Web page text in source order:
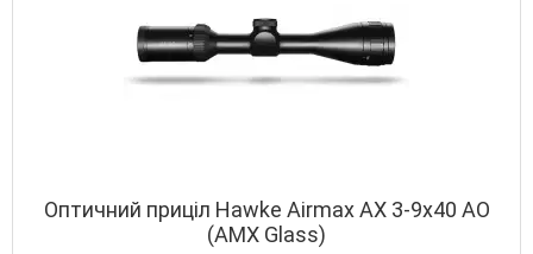
Оптичний приціл Hawke Airmax AX 3-9х40 AO
(AMX Glass)